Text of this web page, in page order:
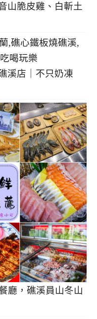
山脆皮雞、白斬土
溪店｜不只奶凍
廳，礁溪員山冬山